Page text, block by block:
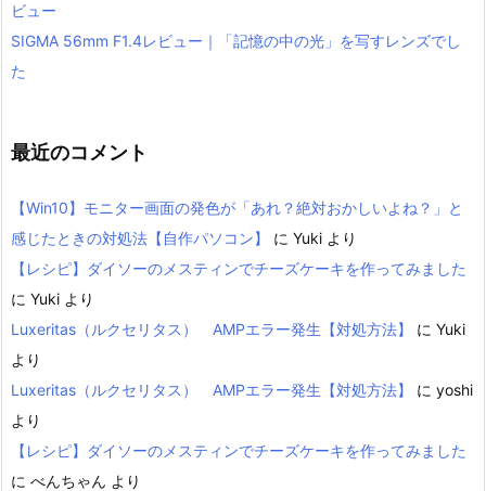
ビュー
SIGMA 56mm F1.4レビュー｜「記憶の中の光」を写すレンズでし
た
最近のコメント
【Win10】モニター画面の発色が「あれ？絶対おかしいよね？」と
感じたときの対処法【自作パソコン】
に Yuki より
【レシピ】ダイソーのメスティンでチーズケーキを作ってみました
に Yuki より
Luxeritas（ルクセリタス） AMPエラー発生【対処方法】
に Yuki
より
Luxeritas（ルクセリタス） AMPエラー発生【対処方法】
に yoshi
より
【レシピ】ダイソーのメスティンでチーズケーキを作ってみました
に べんちゃん より